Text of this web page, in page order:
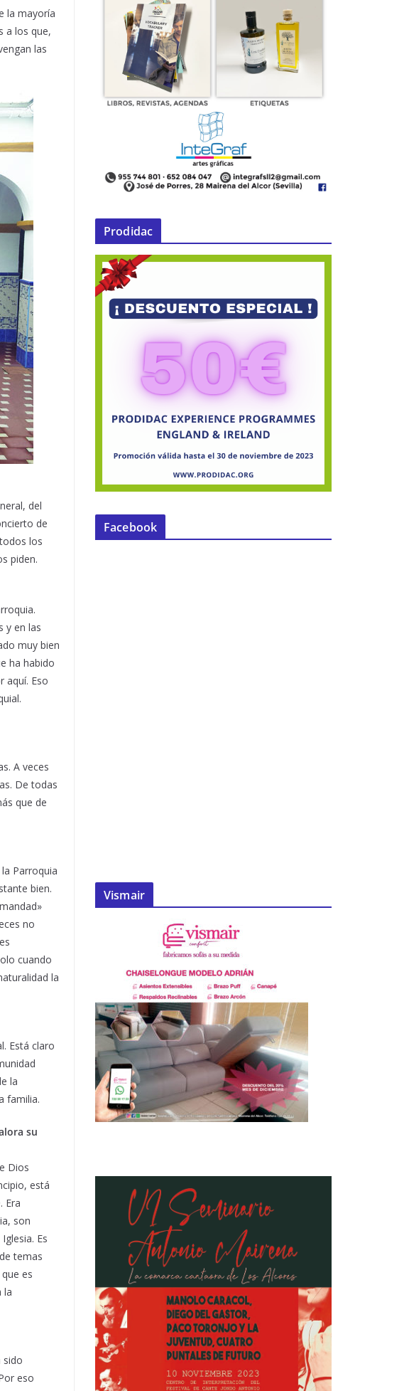
la mayoría
a los que,
las
del
de
los
piden.
y en las
muy bien
ha habido
aquí. Eso
A veces
De todas
que de
Parroquia
bien.
no
cuando
la
Está claro
la
familia.
su
Dios
está
Era
son
Es
temas
es
la
sido
eso
Prodidac
Facebook
Vismair